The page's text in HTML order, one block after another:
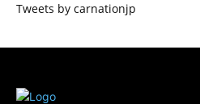
Tweets by carnationjp